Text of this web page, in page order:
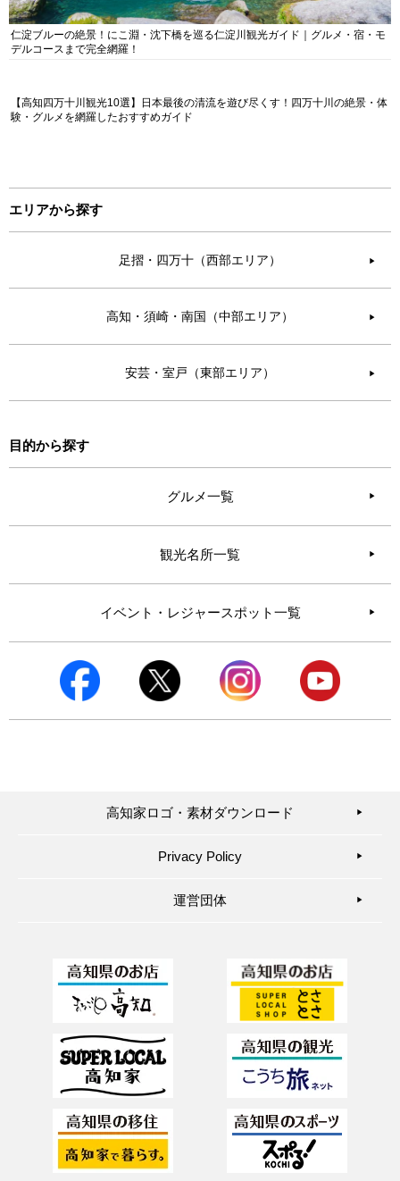
仁淀ブルーの絶景！にこ淵・沈下橋を巡る仁淀川観光ガイド｜グルメ・宿・モ
デルコースまで完全網羅！
【高知四万十川観光10選】日本最後の清流を遊び尽くす！四万十川の絶景・体
験・グルメを網羅したおすすめガイド
エリアから探す
足摺・四万十（西部エリア） ▶︎
高知・須崎・南国（中部エリア） ▶︎
安芸・室戸（東部エリア） ▶︎
目的から探す
グルメ一覧
観光名所一覧
イベント・レジャースポット一覧
高知家ロゴ・素材ダウンロード ▶︎
Privacy Policy ▶︎
運営団体 ▶︎